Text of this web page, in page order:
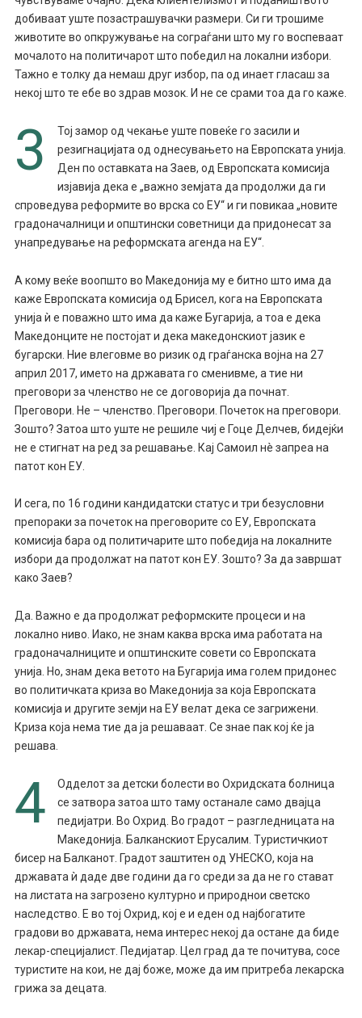
добиваат уште позастрашувачки размери. Си ги трошиме
животите во опкружување на сограѓани што му го воспеваат
мочалото на политичарот што победил на локални избори.
Тажно е толку да немаш друг избор, па од инает гласаш за
некој што те ебе во здрав мозок. И не се срами тоа да го каже.
3
Тој замор од чекање уште повеќе го засили и
резигнацијата од однесувањето на Европската унија.
Ден по оставката на Заев, од Европската комисија
изјавија дека е „важно земјата да продолжи да ги
спроведува реформите во врска со ЕУ“ и ги повикаа „новите
градоначалници и општински советници да придонесат за
унапредување на реформската агенда на ЕУ“.
А кому веќе воопшто во Македонија му е битно што има да
каже Европската комисија од Брисел, кога на Европската
унија ѝ е поважно што има да каже Бугарија, а тоа е дека
Македонците не постојат и дека македонскиот јазик е
бугарски. Ние влеговме во ризик од граѓанска војна на 27
април 2017, името на државата го сменивме, а тие ни
преговори за членство не се договорија да почнат.
Преговори. Не – членство. Преговори. Почеток на преговори.
Зошто? Затоа што уште не решиле чиј е Гоце Делчев, бидејќи
не е стигнат на ред за решавање. Кај Самоил нè запреа на
патот кон ЕУ.
И сега, по 16 години кандидатски статус и три безусловни
препораки за почеток на преговорите со ЕУ, Европската
комисија бара од политичарите што победија на локалните
избори да продолжат на патот кон ЕУ. Зошто? За да завршат
како Заев?
Да. Важно е да продолжат реформските процеси и на
локално ниво. Иако, не знам каква врска има работата на
градоначалниците и општинските совети со Европската
унија. Но, знам дека ветото на Бугарија има голем придонес
во политичката криза во Македонија за која Европската
комисија и другите земји на ЕУ велат дека се загрижени.
Криза која нема тие да ја решаваат. Се знае пак кој ќе ја
решава.
4
Одделот за детски болести во Охридската болница
се затвора затоа што таму останале само двајца
педијатри. Во Охрид. Во градот – разгледницата на
Македонија. Балканскиот Ерусалим. Туристичкиот
бисер на Балканот. Градот заштитен од УНЕСКО, која на
државата ѝ даде две години да го среди за да не го стават
на листата на загрозено културно и природнои светско
наследство. Е во тој Охрид, кој е и еден од најбогатите
градови во државата, нема интерес некој да остане да биде
лекар-специјалист. Педијатар. Цел град да те почитува, сосе
туристите на кои, не дај боже, може да им притреба лекарска
грижа за децата.